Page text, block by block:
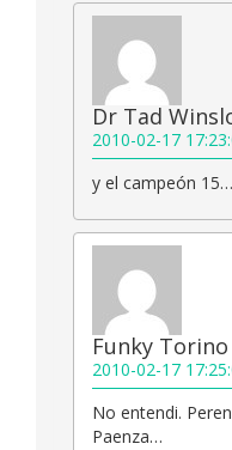
Dr Tad
2010-02-17
y el campeón 15…
Funky Torino
2010-02-17
No entendi.
Paenza…